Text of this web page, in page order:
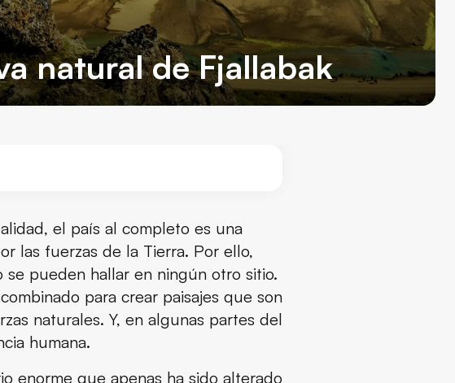
natural de Fjallabak
el país al completo es una
las fuerzas de la Tierra. Por ello,
se pueden hallar en ningún otro sitio.
para crear paisajes que son
naturales. Y, en algunas partes del
humana.
enorme que apenas ha sido alterado